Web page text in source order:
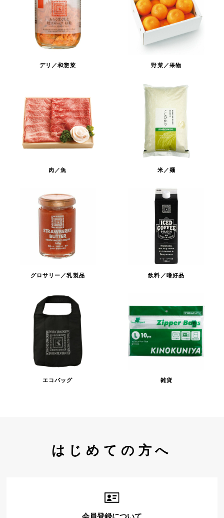
デリ／和惣菜 野菜／果物
肉／魚 米／麺
グロサリー／乳製品 飲料／嗜好品
エコバッグ 雑貨
はじめての方へ